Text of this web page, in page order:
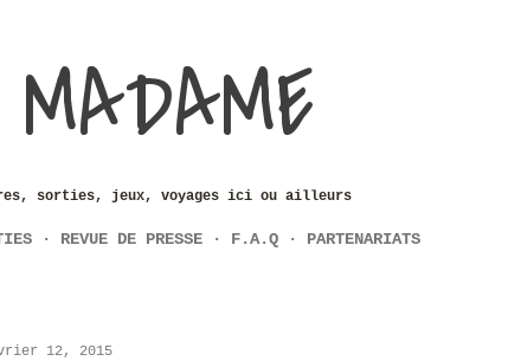
sorties, jeux, voyages ici ou ailleurs
REVUE DE PRESSE F.A.Q PARTENARIATS
12, 2015